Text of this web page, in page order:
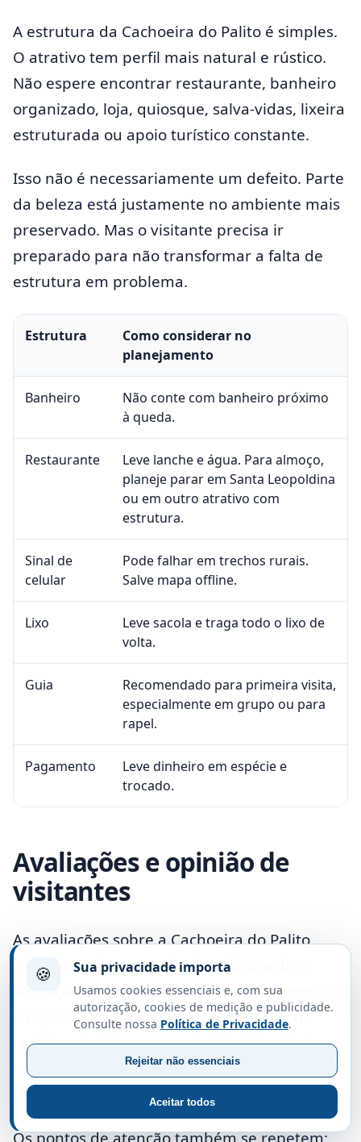
A estrutura da Cachoeira do Palito é simples.
O atrativo tem perfil mais natural e rústico.
Não espere encontrar restaurante, banheiro
organizado, loja, quiosque, salva-vidas, lixeira
estruturada ou apoio turístico constante.
Isso não é necessariamente um defeito. Parte
da beleza está justamente no ambiente mais
preservado. Mas o visitante precisa ir
preparado para não transformar a falta de
estrutura em problema.
Estrutura
Como considerar no
planejamento
Banheiro
Não conte com banheiro próximo
à queda.
Restaurante
Leve lanche e água. Para almoço,
planeje parar em Santa Leopoldina
ou em outro atrativo com
estrutura.
Sinal de
celular
Pode falhar em trechos rurais.
Salve mapa offline.
Lixo
Leve sacola e traga todo o lixo de
volta.
Guia
Recomendado para primeira visita,
especialmente em grupo ou para
rapel.
Pagamento
Leve dinheiro em espécie e
trocado.
Avaliações e opinião de
visitantes
As avaliações sobre a Cachoeira do Palito
costumam destacar a beleza da queda, a
sensação de lugar escondido, a trilha bonita e
a experiência de aventura. No Wikiloc, há
registro de trilha com nota 4,7, dificuldade
moderada e comentário positivo sobre a
paisagem.
🍪 Sua privacidade importa
Usamos cookies essenciais e, com sua
autorização, cookies de medição e publicidade.
Consulte nossa Política de Privacidade.
Aceitar todos
Rejeitar não essenciais